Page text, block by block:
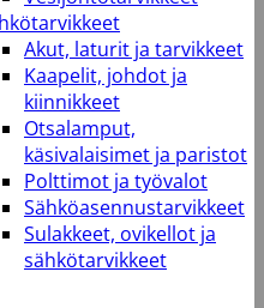
Akut, laturit ja tarvikkeet
Kaapelit, johdot ja
kiinnikkeet
Otsalamput,
käsivalaisimet ja paristot
Polttimot ja työvalot
Sähköasennustarvikkeet
Sulakkeet, ovikellot ja
sähkötarvikkeet